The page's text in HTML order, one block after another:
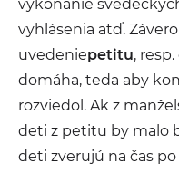
vykonanie
vyhlásenia atď.
uvedeniepetitu,
domáha, teda aby
rozviedol. Ak z
deti z petitu by malo
deti zverujú na čas